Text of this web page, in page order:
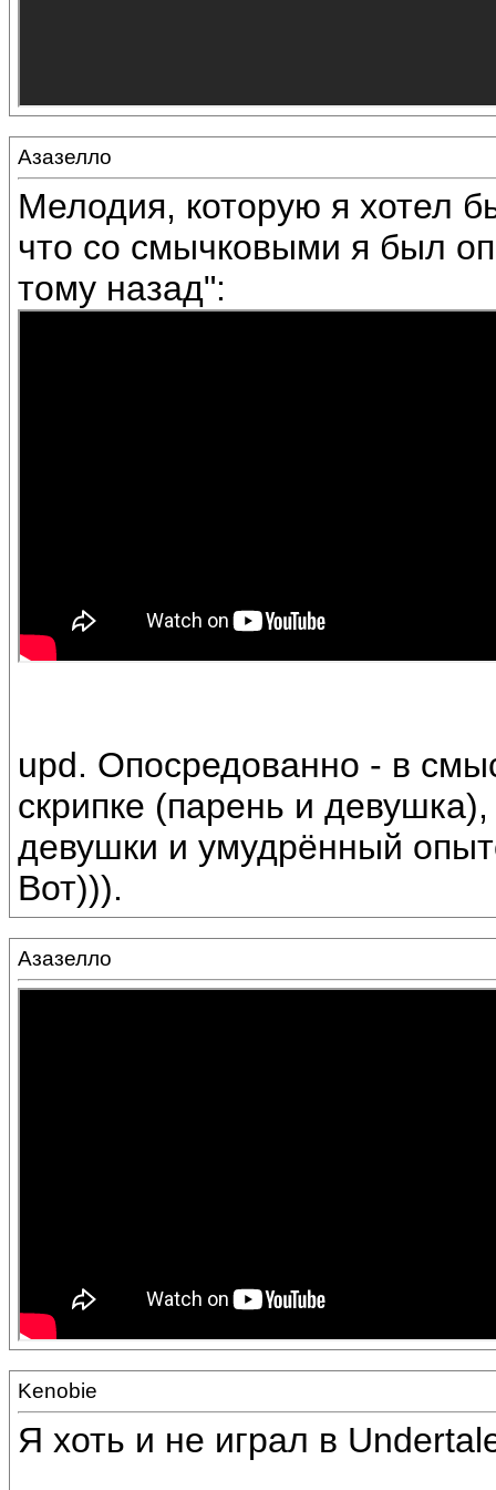
Азазелло
Мелодия, которую я хотел
что со смычковыми я был
тому назад":
upd. Опосредованно - в
скрипке (парень и
девушки и умудрённый
Вот))).
Азазелло
Kenobie
Я хоть и не играл в